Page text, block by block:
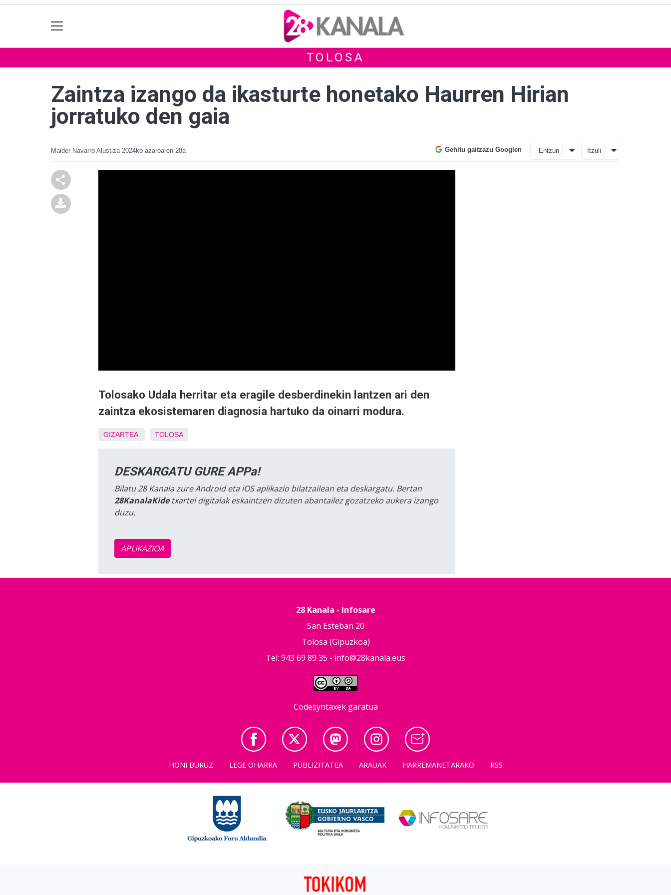
TOLOSA
Zaintza izango da ikasturte honetako Haurren Hirian
jorratuko den gaia
Maider Navarro Alustiza 2024ko azaroaren 28a Gehitu gaitzazu Googlen Entzun Itzuli
Tolosako Udala herritar eta eragile desberdinekin lantzen ari den
zaintza ekosistemaren diagnosia hartuko da oinarri modura.
GIZARTEA TOLOSA
DESKARGATU GURE APPa!
Bilatu 28 Kanala zure Android eta iOS aplikazio bilatzailean eta deskargatu. Bertan
28KanalaKidetxartel digitalak eskaintzen dizuten abantailez gozatzeko aukera izango
duzu.
APLIKAZIOA
28 Kanala - Infosare
San Esteban 20
Tolosa (Gipuzkoa)
Tel: 943 69 89 35 - info@28kanala.eus
Codesyntaxek garatua
HONI BURUZ LEGE OHARRA PUBLIZITATEA ARAUAK HARREMANETARAKO RSS